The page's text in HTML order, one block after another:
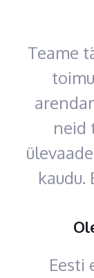
Teame
neid
kaudu.
Eesti